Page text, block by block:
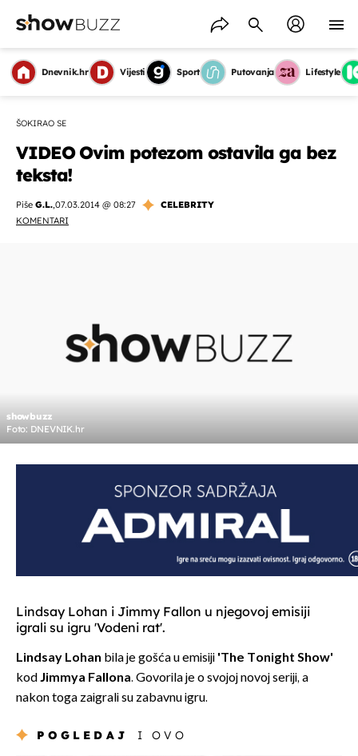
Dnevnik.hr Vijesti Sport Putovanja Lifestyle
ŠOKIRAO SE
VIDEO Ovim potezom ostavila ga bez
teksta!
Piše G.L.,07.03.2014 @ 08:27
CELEBRITY
KOMENTARI
showbuzz
Foto: DNEVNIK.hr
Lindsay Lohan i Jimmy Fallon u njegovoj emisiji
igrali su igru 'Vodeni rat'.
Lindsay Lohan bila je gošća u emisiji 'The Tonight Show'
kodJimmya Fallona. Govorila je o svojoj novoj seriji, a
nakon toga zaigrali su zabavnu igru.
POGLEDAJ I OVO